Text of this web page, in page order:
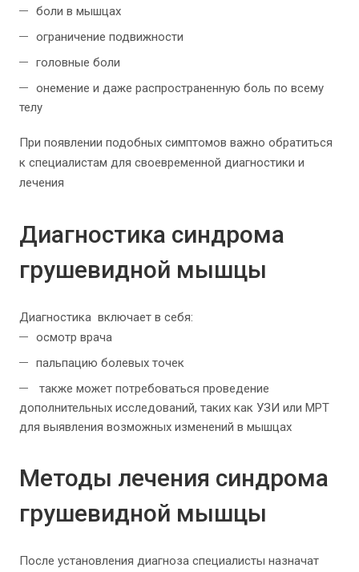
боли в мышцах
ограничение подвижности
головные боли
онемение и даже распространенную боль по всему
телу
При появлении подобных симптомов важно обратиться
к специалистам для своевременной диагностики и
лечения
Диагностика синдрома
грушевидной мышцы
Диагностика включает в себя:
осмотр врача
пальпацию болевых точек
также может потребоваться проведение
дополнительных исследований, таких как УЗИ или МРТ
для выявления возможных изменений в мышцах
Методы лечения синдрома
грушевидной мышцы
После установления диагноза специалисты назначат